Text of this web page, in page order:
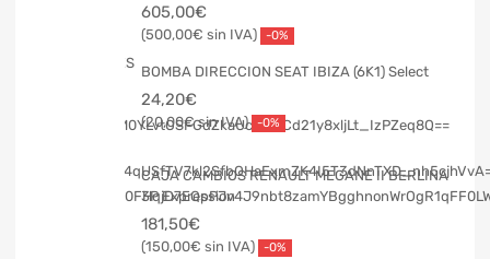
605,00€
500,00€ -0%
BOMBA DIRECCION SEAT IBIZA (6K1) Select
24,20€
20,00€ -0%
CAJA CAMBIOS RENAULT MEGANE II BERLINA
3P Expression
181,50€
150,00€ -0%